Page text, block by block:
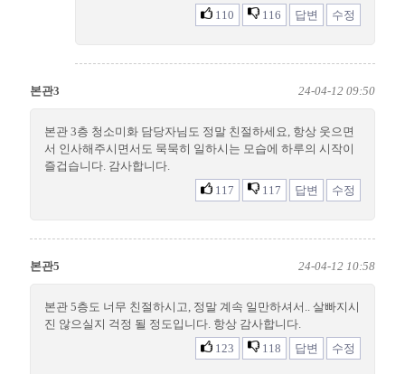
110
116 답변 수정
본관3 24-04-12 09:50
본관 3층 청소미화 담당자님도 정말 친절하세요, 항상 웃으면
서 인사해주시면서도 묵묵히 일하시는 모습에 하루의 시작이
즐겁습니다. 감사합니다.
117
117 답변 수정
본관5 24-04-12 10:58
본관 5층도 너무 친절하시고, 정말 계속 일만하셔서.. 살빠지시
진 않으실지 걱정 될 정도입니다. 항상 감사합니다.
123
118 답변 수정